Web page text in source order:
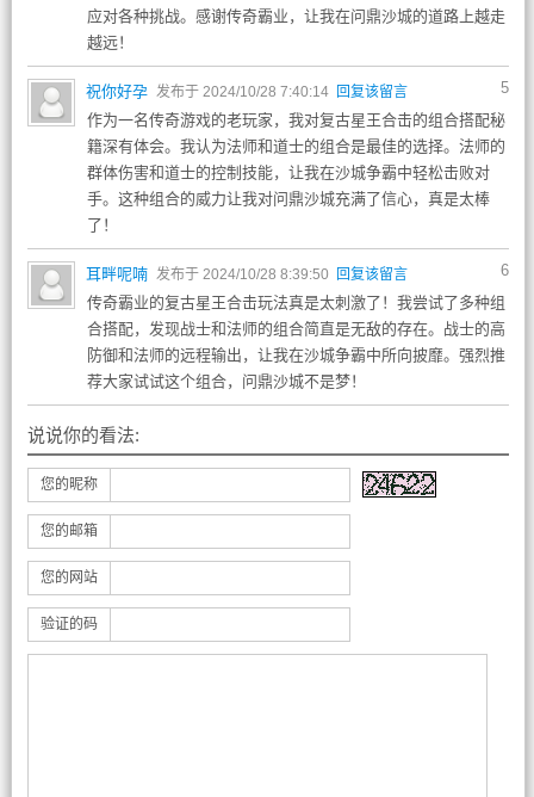
应对各种挑战。感谢传奇霸业，让我在问鼎沙城的道路上越走
越远！
5
祝你好孕 发布于 2024/10/28 7:40:14 回复该留言
作为一名传奇游戏的老玩家，我对复古星王合击的组合搭配秘
籍深有体会。我认为法师和道士的组合是最佳的选择。法师的
群体伤害和道士的控制技能，让我在沙城争霸中轻松击败对
手。这种组合的威力让我对问鼎沙城充满了信心，真是太棒
了！
6
耳畔呢喃 发布于 2024/10/28 8:39:50 回复该留言
传奇霸业的复古星王合击玩法真是太刺激了！我尝试了多种组
合搭配，发现战士和法师的组合简直是无敌的存在。战士的高
防御和法师的远程输出，让我在沙城争霸中所向披靡。强烈推
荐大家试试这个组合，问鼎沙城不是梦！
说说你的看法:
您的昵称
您的邮箱
您的网站
验证的码